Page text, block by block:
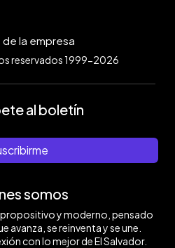
reservados 1999-2026
al boletín
somos
y moderno, pensado
avanza, se reinventa y se une.
con lo mejor de El Salvador.